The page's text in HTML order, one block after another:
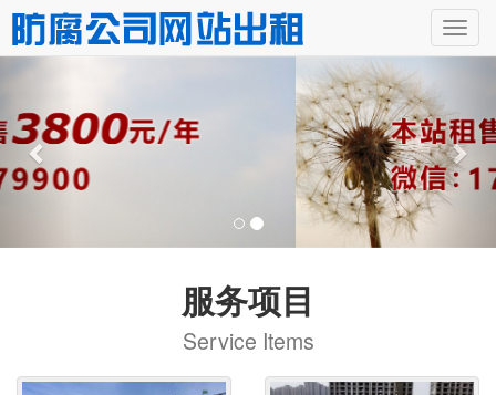
服务项目
Service Items